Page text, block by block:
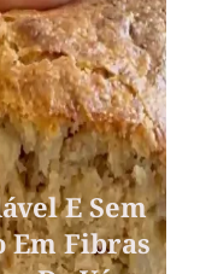
E Sem
Em Fibras